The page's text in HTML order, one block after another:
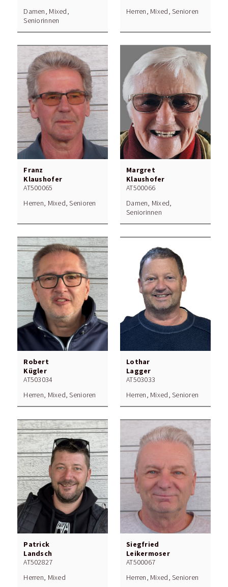
Damen, Mixed,
Seniorinnen
Herren, Mixed, Senioren
Franz
Klaushofer
AT500065
Herren, Mixed, Senioren
Margret
Klaushofer
AT500066
Damen, Mixed,
Seniorinnen
Robert
Kügler
AT503034
Herren, Mixed, Senioren
Lothar
Lagger
AT503033
Herren, Mixed, Senioren
Patrick
Landsch
AT502827
Herren, Mixed
Siegfried
Leikermoser
AT500067
Herren, Mixed, Senioren